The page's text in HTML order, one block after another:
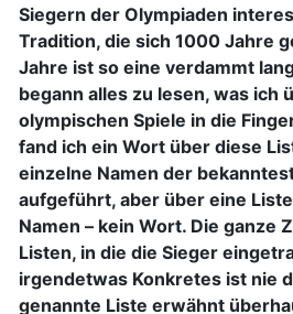
Siegern der Olympiaden
Tradition, die sich 1000 Jahre
Jahre ist so eine verdammt
begann alles zu lesen, was ich
olympischen Spiele in die
fand ich ein Wort über diese
einzelne Namen der
aufgeführt, aber über eine
Namen – kein Wort. Die ganze
Listen, in die die Sieger
irgendetwas Konkretes ist nie
genannte Liste erwähnt